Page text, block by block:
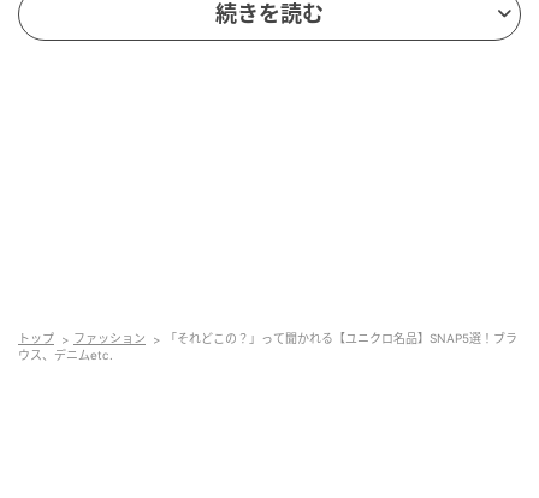
続きを読む
トップ ファッション
「それどこの？」って聞かれる【ユニクロ名品】SNAP5選！ブラ
ウス、デニムetc.